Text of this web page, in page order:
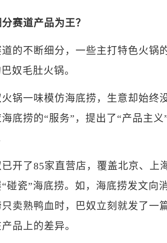
赛道产品为王？
不断细分，一些主打特色火锅
奴毛肚火锅。
一味模仿海底捞，生意却始终
底捞的“服务”，提出了“产品主
了85家直营店，覆盖北京、上
碰瓷”海底捞。如，海底捞发文向
卖熟鸭血时，巴奴立刻就发了一
品上的差异。